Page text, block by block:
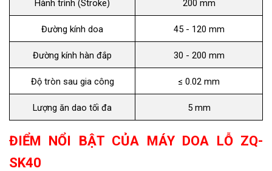
Hành trình (Stroke) 200 mm
Đường kính doa 45 - 120 mm
Đường kính hàn đắp 30 - 200 mm
Độ tròn sau gia công ≤ 0.02 mm
Lượng ăn dao tối đa 5 mm
ĐIỂM NỔI BẬT CỦA MÁY DOA LỖ ZQ-
SK40